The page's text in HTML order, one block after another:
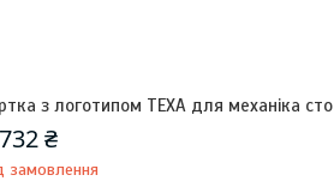
з логотипом TEXA для механіка сто
₴
замовлення